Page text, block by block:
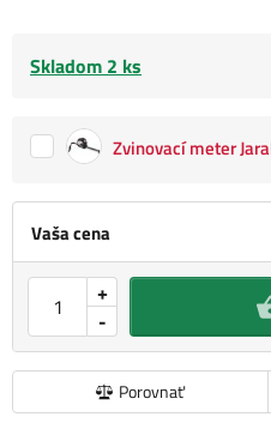
Vaša cena
-
+
Porovnať
Skladom 2 ks
Zvinovací meter